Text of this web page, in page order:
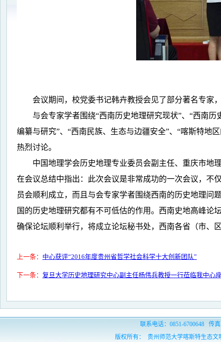
会议期间，校党委书记韩卉教授会见了部分著名专家
与会专家学者围绕“西南历史地理研究现状”、 “西南历
编纂与研究”、 “西南民族、生态与边疆安全”、 “喀斯特地
热烈讨论。
中国地理学会历史地理专业委员会副主任、重庆市地
在会议总结中指出：此次会议是非常成功的一次会议，不
员会顺利成立，而且与会专家学者围绕西南的历史地理问
国的历史地理研究都有不可低估的作用。西南史地高峰
确保论坛顺利举行，将成立论坛秘书处，西南各省（市、
上一条： 中心获评“2016年度贵州省哲学社会科学十大创新团队”
下一条： 复旦大学历史地理研究中心副主任杨伟兵教授一行莅临我中心
联系电话：0851-6700648 传
版权所有： 贵州师范大学喀斯特生态文